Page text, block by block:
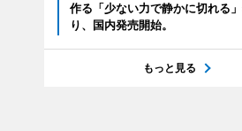
作る「少ない力で静かに切れる
り、国内発売開始。
もっと見る